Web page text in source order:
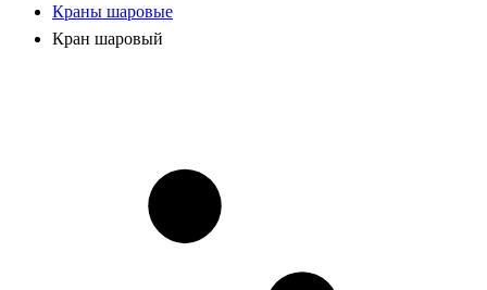
Краны шаровые
Кран шаровый